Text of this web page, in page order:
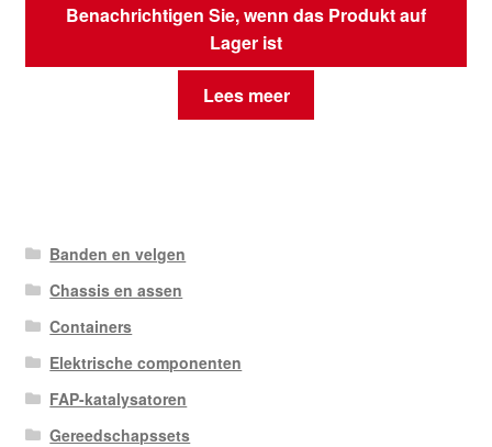
Benachrichtigen Sie, wenn das Produkt auf
Lager ist
Lees meer
Banden en velgen
Chassis en assen
Containers
Elektrische componenten
FAP-katalysatoren
Gereedschapssets